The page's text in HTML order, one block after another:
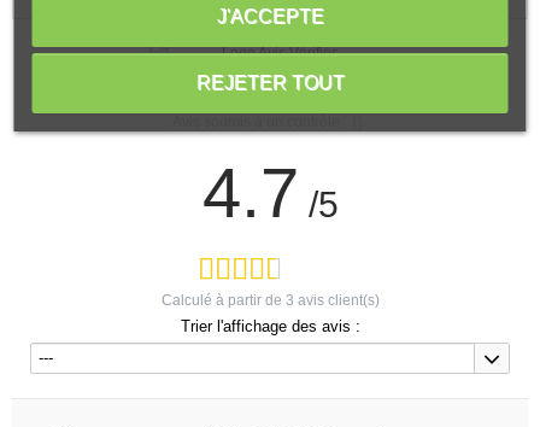
Voir l'attestation de confiance
4.7 /5
Calculé à partir de 3 avis client(s)
Trier l'affichage des avis :
---
REJETER TOUT
J'ACCEPTE